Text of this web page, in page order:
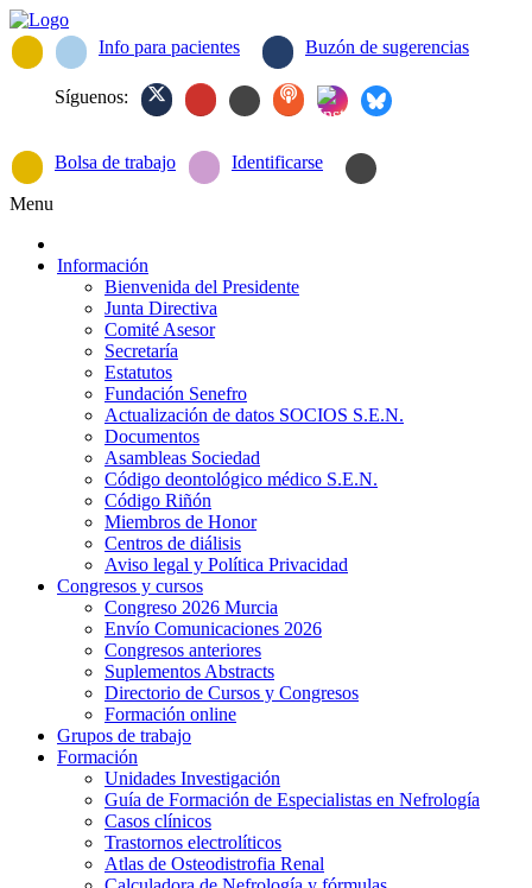
Info para pacientes Buzón de sugerencias
Síguenos:
Bolsa de trabajo Identificarse
Menu
Información
Bienvenida del Presidente
Junta Directiva
Comité Asesor
Secretaría
Estatutos
Fundación Senefro
Actualización de datos SOCIOS S.E.N.
Documentos
Asambleas Sociedad
Código deontológico médico S.E.N.
Código Riñón
Miembros de Honor
Centros de diálisis
Aviso legal y Política Privacidad
Congresos y cursos
Congreso 2026 Murcia
Envío Comunicaciones 2026
Congresos anteriores
Suplementos Abstracts
Directorio de Cursos y Congresos
Formación online
Grupos de trabajo
Formación
Unidades Investigación
Guía de Formación de Especialistas en Nefrología
Casos clínicos
Trastornos electrolíticos
Atlas de Osteodistrofia Renal